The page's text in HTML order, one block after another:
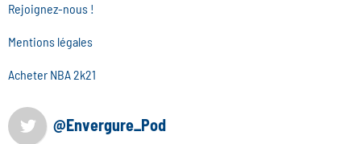
Rejoignez-nous !
Mentions légales
Acheter NBA 2k21
@Envergure_Pod